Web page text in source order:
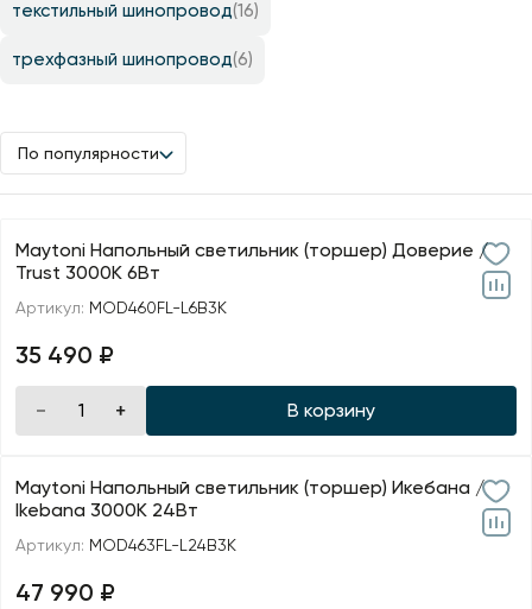
текстильный шинопровод(16)
трехфазный шинопровод(6)
По популярности
Maytoni Напольный светильник (торшер) Доверие /
Trust 3000К 6Вт
Артикул: MOD460FL-L6B3K
35 490 ₽
В корзину
Maytoni Напольный светильник (торшер) Икебана /
Ikebana 3000К 24Вт
Артикул: MOD463FL-L24B3K
47 990 ₽